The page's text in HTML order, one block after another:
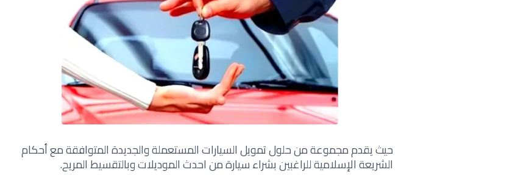
حيث يقدم مجموعة من حلول تمويل السيارات المستعملة والجديدة المتوافقة مع أحكام
الشريعة الإسلامية للراغبين بشراء سيارة من احدث الموديلات وبالتقسيط المريح.